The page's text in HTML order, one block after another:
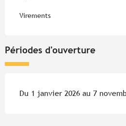
Virements
Périodes d'ouverture
Du 1 janvier 2026 au 7